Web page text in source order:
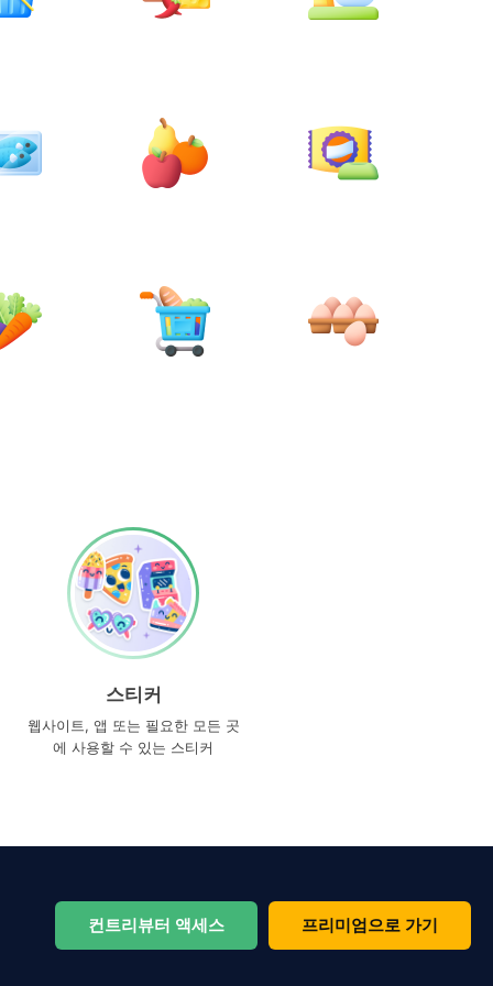
스티커
웹사이트, 앱 또는 필요한 모든 곳
에 사용할 수 있는 스티커
컨트리뷰터 액세스 프리미엄으로 가기